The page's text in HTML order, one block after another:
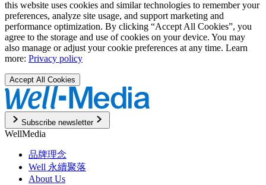
this website uses cookies and similar technologies to remember your
preferences, analyze site usage, and support marketing and
performance optimization. By clicking “Accept All Cookies”, you
agree to the storage and use of cookies on your device. You may
also manage or adjust your cookie preferences at any time. Learn
more: Privacy policy
Accept All Cookies
Subscribe newsletter
WellMedia
品牌理念
Well 永續聚落
About Us